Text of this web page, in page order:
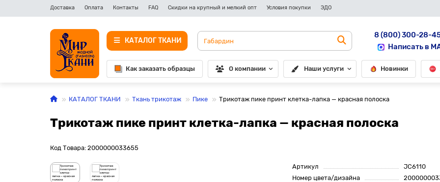
Доставка Оплата Контакты FAQ Скидки на крупный и мелкий опт Условия покупки ЭДО
КАТАЛОГ ТКАНИ
8 (800) 300-28-
Написать в
Как заказать образцы О компании Наши услуги Новинки
КАТАЛОГ ТКАНИ Ткань трикотаж Пике Трикотаж пике принт клетка-лапка — красная полоска
Трикотаж пике принт клетка-лапка — красная полоска
Код Товара: 2000000033655
Артикул
JC6110
Номер цвета/дизайна